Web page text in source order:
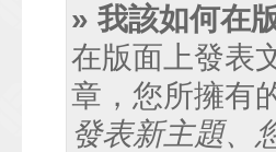
» 我該如何在
在版面上發表
章，您所擁有
發表新主題、